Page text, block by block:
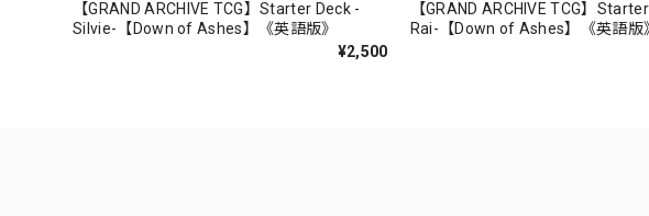
【GRAND ARCHIVE TCG】Starter Deck -
Silvie-【Down of Ashes】《英語版》
¥2,500
【GRAND ARCHIVE TCG】
Rai-【Down of Ashes】《英語版